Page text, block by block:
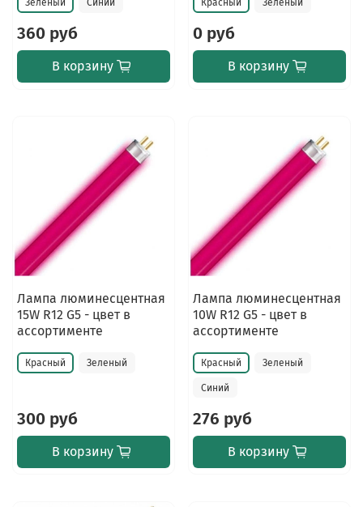
Зеленый Синий
360 руб
В корзину
Красный Зеленый
0 руб
В корзину
Лампа люминесцентная
15W R12 G5 - цвет в
ассортименте
Красный Зеленый
300 руб
В корзину
Лампа люминесцентная
10W R12 G5 - цвет в
ассортименте
Красный Зеленый
Синий
276 руб
В корзину